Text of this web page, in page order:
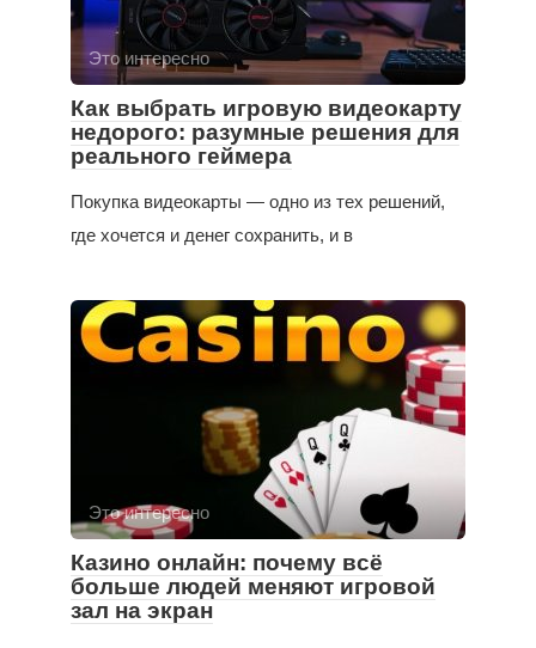
Это интересно
Как выбрать игровую видеокарту
недорого: разумные решения для
реального геймера
Покупка видеокарты — одно из тех решений,
где хочется и денег сохранить, и в
Это интересно
Казино онлайн: почему всё
больше людей меняют игровой
зал на экран